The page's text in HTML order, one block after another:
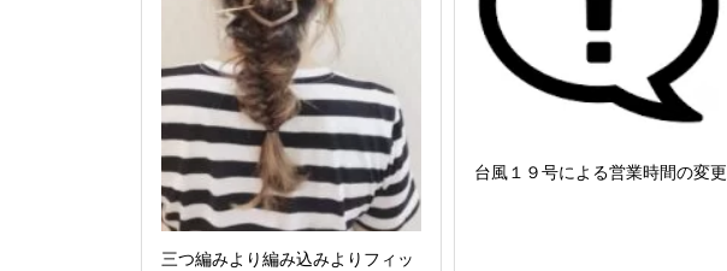
三つ編みより編み込みよりフィッ
台風１９号による営業時間の変更